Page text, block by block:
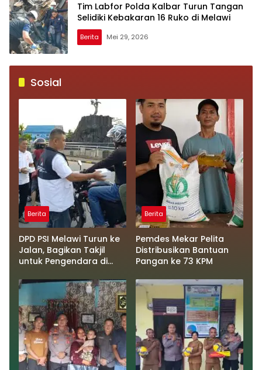
Tim Labfor Polda Kalbar Turun Tangan
Selidiki Kebakaran 16 Ruko di Melawi
Berita Mei 29, 2026
Sosial
Berita
DPD PSI Melawi Turun ke
Jalan, Bagikan Takjil
untuk Pengendara di
Berita
Pemdes Mekar Pelita
Distribusikan Bantuan
Pangan ke 73 KPM